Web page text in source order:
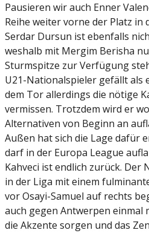
Pausieren wir auch Enner
Reihe weiter vorne der Platz in
Serdar Dursun ist ebenfalls
weshalb mit Mergim Berisha
Sturmspitze zur Verfügung
U21-Nationalspieler gefällt als
dem Tor allerdings die nötige
vermissen. Trotzdem wird er
Alternativen von Beginn an
Außen hat sich die Lage dafür
darf in der Europa League
Kahveci ist endlich zurück.
in der Liga mit einem
vor Osayi-Samuel auf rechts
auch gegen Antwerpen einmal
die Akzente sorgen und das